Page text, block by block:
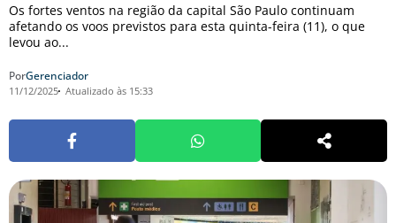
Os fortes ventos na região da capital São Paulo continuam
afetando os voos previstos para esta quinta-feira (11), o que
levou ao...
PorGerenciador
11/12/2025 Atualizado às 15:33